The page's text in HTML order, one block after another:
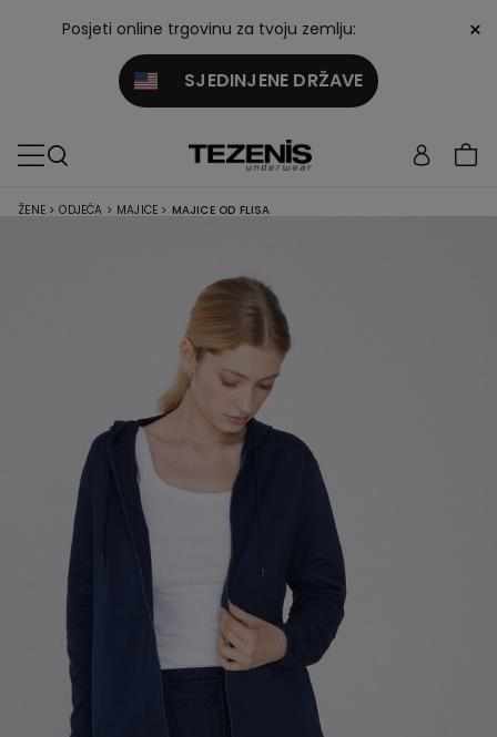
Posjeti online trgovinu za tvoju zemlju:
SJEDINJENE DRŽAVE
×
ŽENE > ODJEĆA > MAJICE > MAJICE OD FLISA